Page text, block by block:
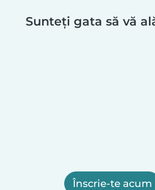
Sunteți gata să vă
Înscrie-te acum